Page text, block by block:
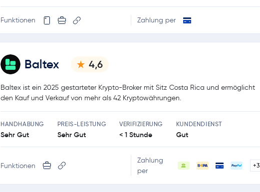
Funktionen Zahlung per
Baltex 4,6
Baltex ist ein 2025 gestarteter Krypto-Broker mit Sitz Costa Rica und ermöglicht
den Kauf und Verkauf von mehr als 42 Kryptowährungen.
HANDHABUNG
Sehr Gut
PREIS-LEISTUNG
Sehr Gut
VERIFIZIERUNG
< 1 Stunde
KUNDENDIENST
Gut
Funktionen
Zahlung
per
+3